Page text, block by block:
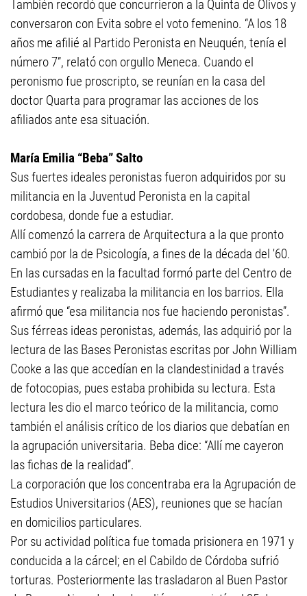
También recordó que concurrieron a la Quinta de Olivos y
conversaron con Evita sobre el voto femenino. “A los 18
años me afilié al Partido Peronista en Neuquén, tenía el
número 7”, relató con orgullo Meneca. Cuando el
peronismo fue proscripto, se reunían en la casa del
doctor Quarta para programar las acciones de los
afiliados ante esa situación.
María Emilia “Beba” Salto
Sus fuertes ideales peronistas fueron adquiridos por su
militancia en la Juventud Peronista en la capital
cordobesa, donde fue a estudiar.
Allí comenzó la carrera de Arquitectura a la que pronto
cambió por la de Psicología, a fines de la década del '60.
En las cursadas en la facultad formó parte del Centro de
Estudiantes y realizaba la militancia en los barrios. Ella
afirmó que “esa militancia nos fue haciendo peronistas”.
Sus férreas ideas peronistas, además, las adquirió por la
lectura de las Bases Peronistas escritas por John William
Cooke a las que accedían en la clandestinidad a través
de fotocopias, pues estaba prohibida su lectura. Esta
lectura les dio el marco teórico de la militancia, como
también el análisis crítico de los diarios que debatían en
la agrupación universitaria. Beba dice: “Allí me cayeron
las fichas de la realidad”.
La corporación que los concentraba era la Agrupación de
Estudios Universitarios (AES), reuniones que se hacían
en domicilios particulares.
Por su actividad política fue tomada prisionera en 1971 y
conducida a la cárcel; en el Cabildo de Córdoba sufrió
torturas. Posteriormente las trasladaron al Buen Pastor